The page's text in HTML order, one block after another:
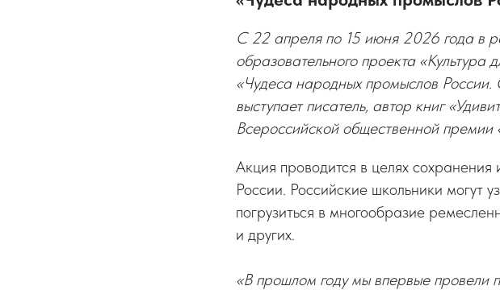
С 22 апреля по 15 июня 2026 года в
образовательного проекта «Культура
«Чудеса народных промыслов
выступает писатель, автор книг
Всероссийской общественной
Акция проводится в целях
России. Российские школьники могут
погрузиться в многообразие
и других.
«В прошлом году мы впервые провели